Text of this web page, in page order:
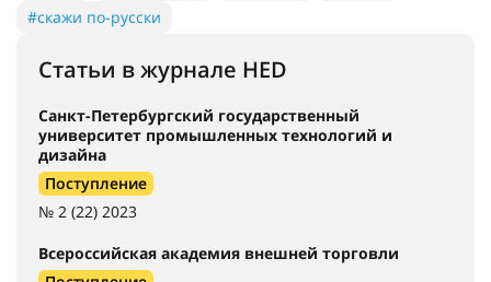
#миграционный режим
#безопасность
#рейтинги
#карьера #исследования
#учёные
#стажировки
#физика
#медицина
#конференция
#скажи по-русски